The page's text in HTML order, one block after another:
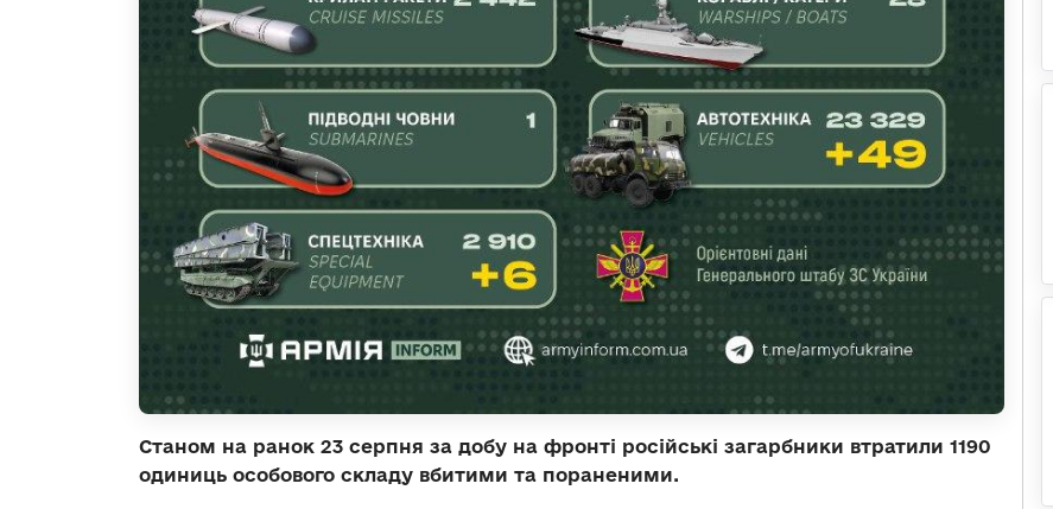
Станом на ранок 23 серпня за добу на фронті російські загарбники втратили 1190
одиниць особового складу вбитими та пораненими.